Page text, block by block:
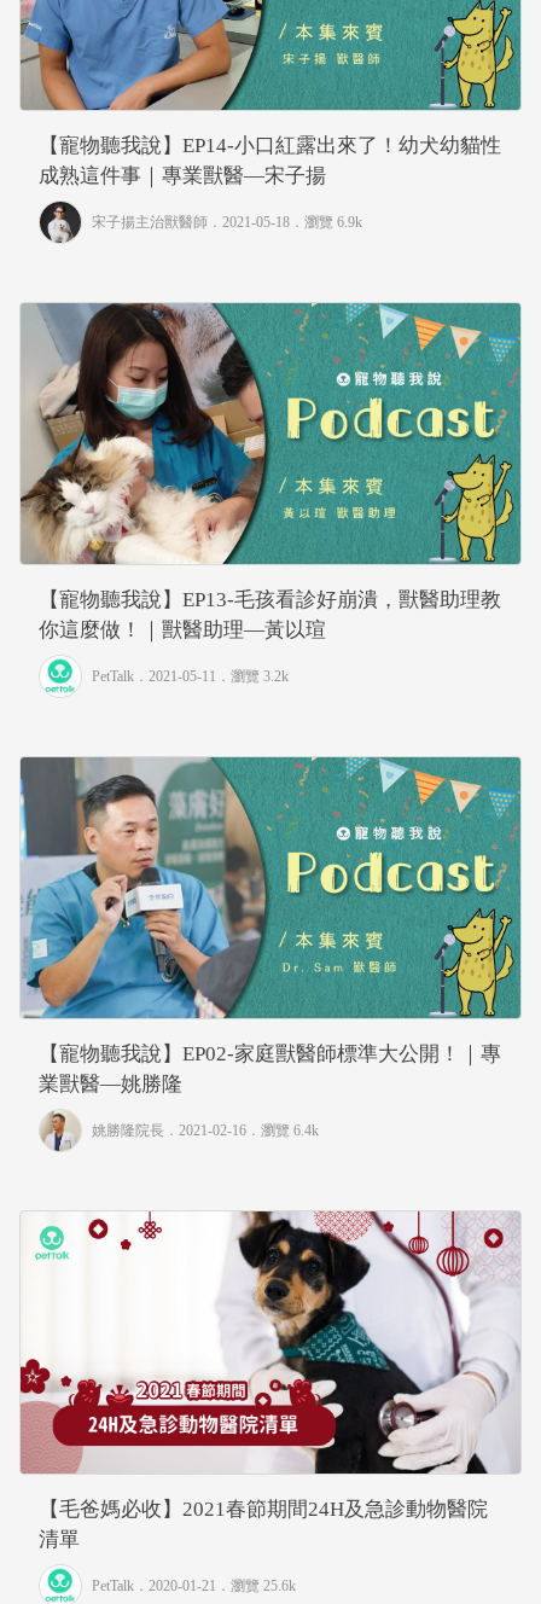
【寵物聽我說】EP14-小口紅露出來了！幼犬幼貓性
成熟這件事｜專業獸醫—宋子揚
宋子揚主治獸醫師 ．2021-05-18． 瀏覽 6.9k
【寵物聽我說】EP13-毛孩看診好崩潰，獸醫助理教
你這麼做！｜獸醫助理—黃以瑄
PetTalk ．2021-05-11． 瀏覽 3.2k
【寵物聽我說】EP02-家庭獸醫師標準大公開！｜專
業獸醫—姚勝隆
姚勝隆院長 ．2021-02-16． 瀏覽 6.4k
【毛爸媽必收】2021春節期間24H及急診動物醫院
清單
PetTalk ．2020-01-21． 瀏覽 25.6k